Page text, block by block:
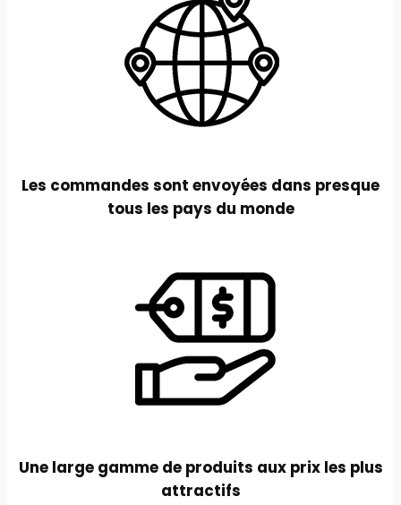
Les commandes sont envoyées dans presque
tous les pays du monde
Une large gamme de produits aux prix les plus
attractifs